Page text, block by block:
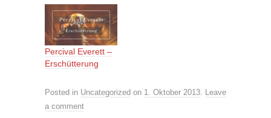
Percival Everett –
Erschütterung
Posted in Uncategorized on 1. Oktober 2013. Leave
a comment